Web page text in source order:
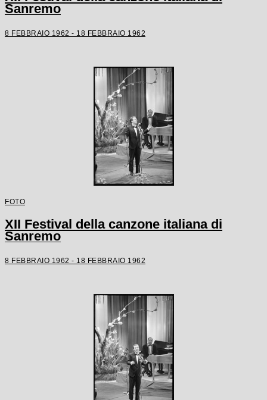
Sanremo
8 FEBBRAIO 1962 - 18 FEBBRAIO 1962
FOTO
XII Festival della canzone italiana di
Sanremo
8 FEBBRAIO 1962 - 18 FEBBRAIO 1962